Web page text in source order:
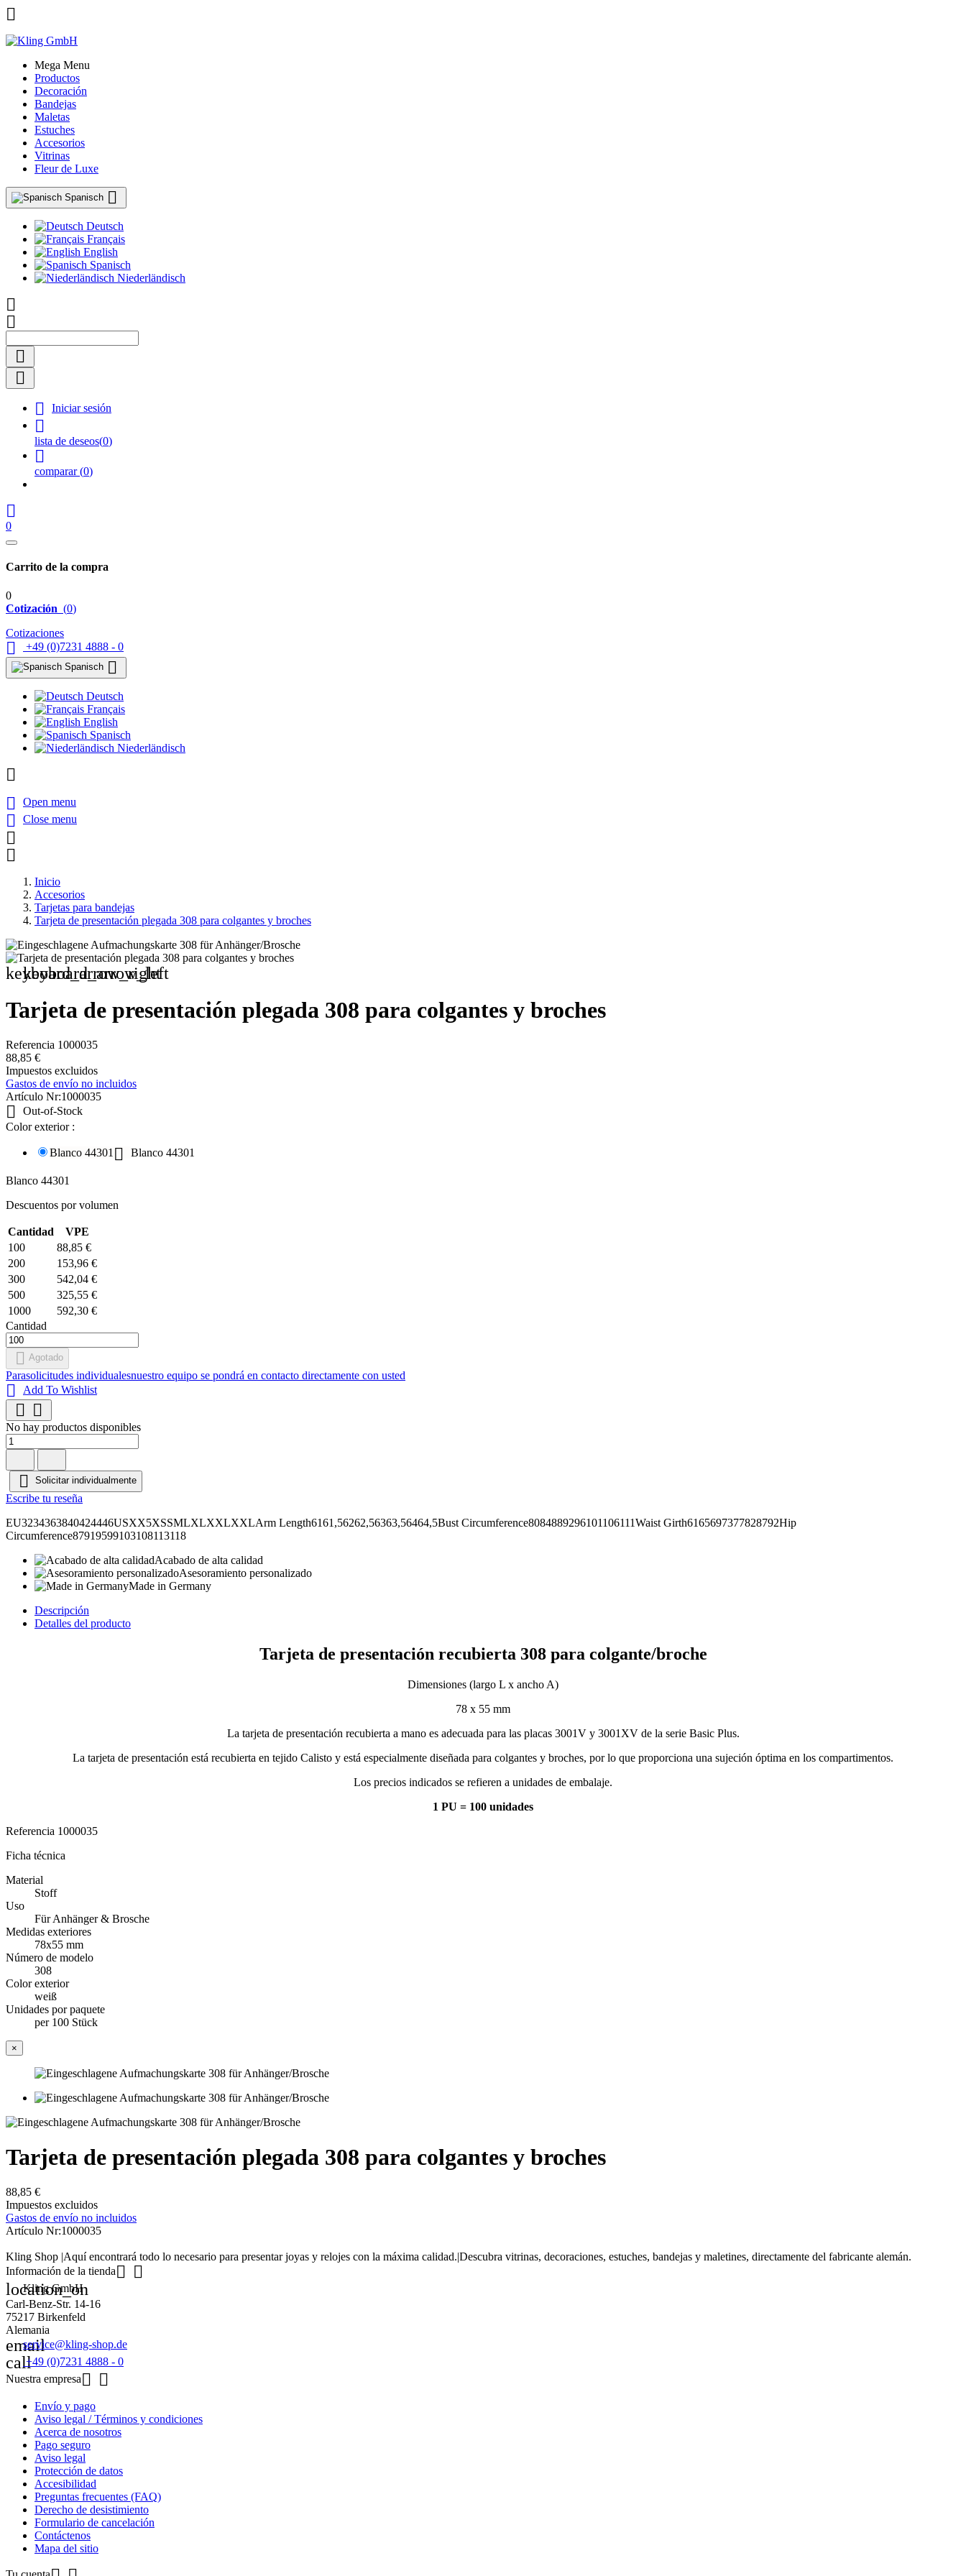

Mega Menu
Productos
Decoración
Bandejas
Maletas
Estuches
Accesorios
Vitrinas
Fleur de Luxe
Spanisch 
Deutsch
Français
English
Spanisch
Niederländisch





Iniciar sesión

lista de deseos(0)

comparar (0)

0
Carrito de la compra
0
Cotización (0)
Cotizaciones
 +49 (0)7231 4888 - 0
Spanisch 
Deutsch
Français
English
Spanisch
Niederländisch


Open menu
 Close menu


Inicio
Accesorios
Tarjetas para bandejas
Tarjeta de presentación plegada 308 para colgantes y broches
keyboard_arrow_right
keyboard_arrow_left
Tarjeta de presentación plegada 308 para colgantes y broches
Referencia 1000035
88,85 €
Impuestos excluidos
Gastos de envío no incluidos
Artículo Nr:1000035

Out-of-Stock
Color exterior :
Blanco 44301 Blanco 44301
Blanco 44301
Descuentos por volumen
Cantidad
VPE
100
88,85 €
200
153,96 €
300
542,04 €
500
325,55 €
1000
592,30 €
Cantidad
 Agotado
Parasolicitudes individualesnuestro equipo se pondrá en contacto directamente con usted
 Add To Wishlist
 
No hay productos disponibles
 Solicitar individualmente
Escribe tu reseña
EU3234363840424446USXX5XSSMLXLXXLXXLArm Length6161,56262,56363,56464,5Bust Circumference8084889296101106111Waist Girth6165697377828792Hip
Circumference87919599103108113118
Acabado de alta calidad
Asesoramiento personalizado
Made in Germany
Descripción
Detalles del producto
Tarjeta de presentación recubierta 308 para colgante/broche
Dimensiones (largo L x ancho A)
78 x 55 mm
La tarjeta de presentación recubierta a mano es adecuada para las placas 3001V y 3001XV de la serie Basic Plus.
La tarjeta de presentación está recubierta en tejido Calisto y está especialmente diseñada para colgantes y broches, por lo que proporciona una sujeción óptima en los compartimentos.
Los precios indicados se refieren a unidades de embalaje.
1 PU = 100 unidades
Referencia 1000035
Ficha técnica
Material
Stoff
Uso
Für Anhänger & Brosche
Medidas exteriores
78x55 mm
Número de modelo
308
Color exterior
weiß
Unidades por paquete
per 100 Stück
×
Tarjeta de presentación plegada 308 para colgantes y broches
88,85 €
Impuestos excluidos
Gastos de envío no incluidos
Artículo Nr:1000035
Kling Shop |Aquí encontrará todo lo necesario para presentar joyas y relojes con la máxima calidad.|Descubra vitrinas, decoraciones, estuches, bandejas y maletines, directamente del fabricante alemán.
Información de la tienda 

location_on
Kling GmbH
Carl-Benz-Str. 14-16
75217 Birkenfeld
Alemania
email
service@kling-shop.de
call+49 (0)7231 4888 - 0
Nuestra empresa  
Envío y pago
Aviso legal / Términos y condiciones
Acerca de nosotros
Pago seguro
Aviso legal
Protección de datos
Accesibilidad
Preguntas frecuentes (FAQ)
Derecho de desistimiento
Formulario de cancelación
Contáctenos
Mapa del sitio